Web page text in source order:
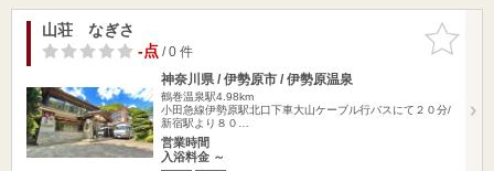
お気に入
りに追加
山荘 なぎさ
-点/ 0 件
神奈川県 / 伊勢原市 / 伊勢原温泉
鶴巻温泉駅4.98km
小田急線伊勢原駅北口下車大山ケーブル行バスにて２０分/
新宿駅より８０…
営業時間
入浴料金 ～